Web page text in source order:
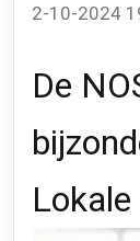
2-10-2024
De